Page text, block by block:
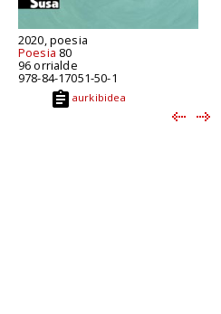
2020, poesia
Poesia 80
96 orrialde
978-84-17051-50-1
aurkibidea